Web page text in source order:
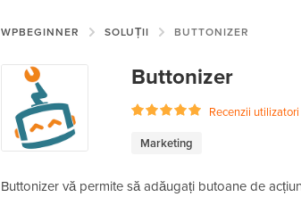
WPBEGINNER SOLUȚII BUTTONIZER
Buttonizer
Recenzii utilizatori
Marketing
Buttonizer vă permite să adăugați butoane de